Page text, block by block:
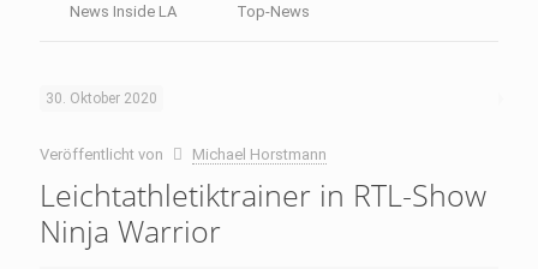
News Inside LA Top-News
30. Oktober 2020
Veröffentlicht von Michael Horstmann
Leichtathletiktrainer in RTL-Show
Ninja Warrior